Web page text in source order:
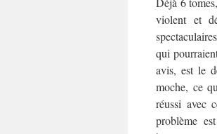
violent et
qui
avis, est le
moche, ce
réussi avec
problème